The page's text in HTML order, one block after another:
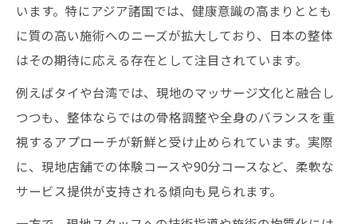
います。特にアジア諸国では、健康意識の高まりととも
に質の高い施術へのニーズが拡大しており、日本の整体
はその期待に応える存在として注目されています。
例えばタイや台湾では、現地のマッサージ文化と融合し
つつも、整体ならではの骨格調整や全身のバランスを重
視するアプローチが新鮮と受け止められています。実際
に、現地店舗での体験コースや90分コースなど、柔軟な
サービス提供が支持される傾向も見られます。